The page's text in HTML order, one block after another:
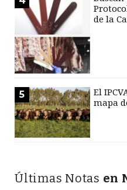
de la
5
El
mapa
Últimas Notas en